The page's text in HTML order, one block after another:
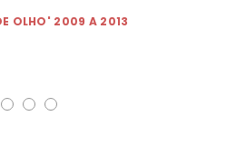
OLHO' 2009 A 2013